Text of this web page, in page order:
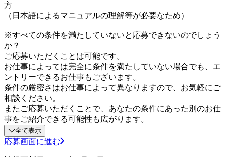
方
（日本語によるマニュアルの理解等が必要なため）
※すべての条件を満たしていないと応募できないのでしょう
か？
ご応募いただくことは可能です。
お仕事によっては完全に条件を満たしていない場合でも、エ
ントリーできるお仕事もございます。
条件の厳密さはお仕事によって異なりますので、お気軽にご
相談ください。
またご応募いただくことで、あなたの条件にあった別のお仕
事をご紹介できる可能性も広がります。
全て表示
応募画面に進む